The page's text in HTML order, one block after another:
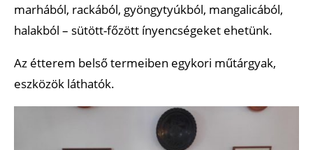
marhából, rackából, gyöngytyúkból, mangalicából,
halakból – sütött-főzött ínyencségeket ehetünk.
Az étterem belső termeiben egykori műtárgyak,
eszközök láthatók.